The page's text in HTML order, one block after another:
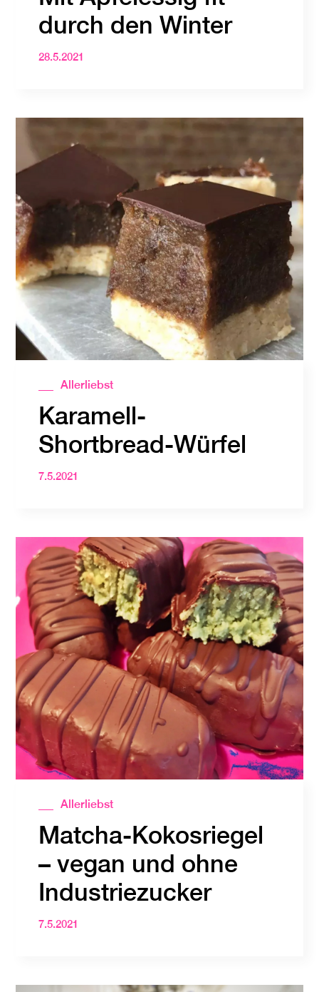
durch den Winter
28.5.2021
Allerliebst
Karamell-
Shortbread-Würfel
7.5.2021
Allerliebst
Matcha-Kokosriegel
– vegan und ohne
Industriezucker
7.5.2021